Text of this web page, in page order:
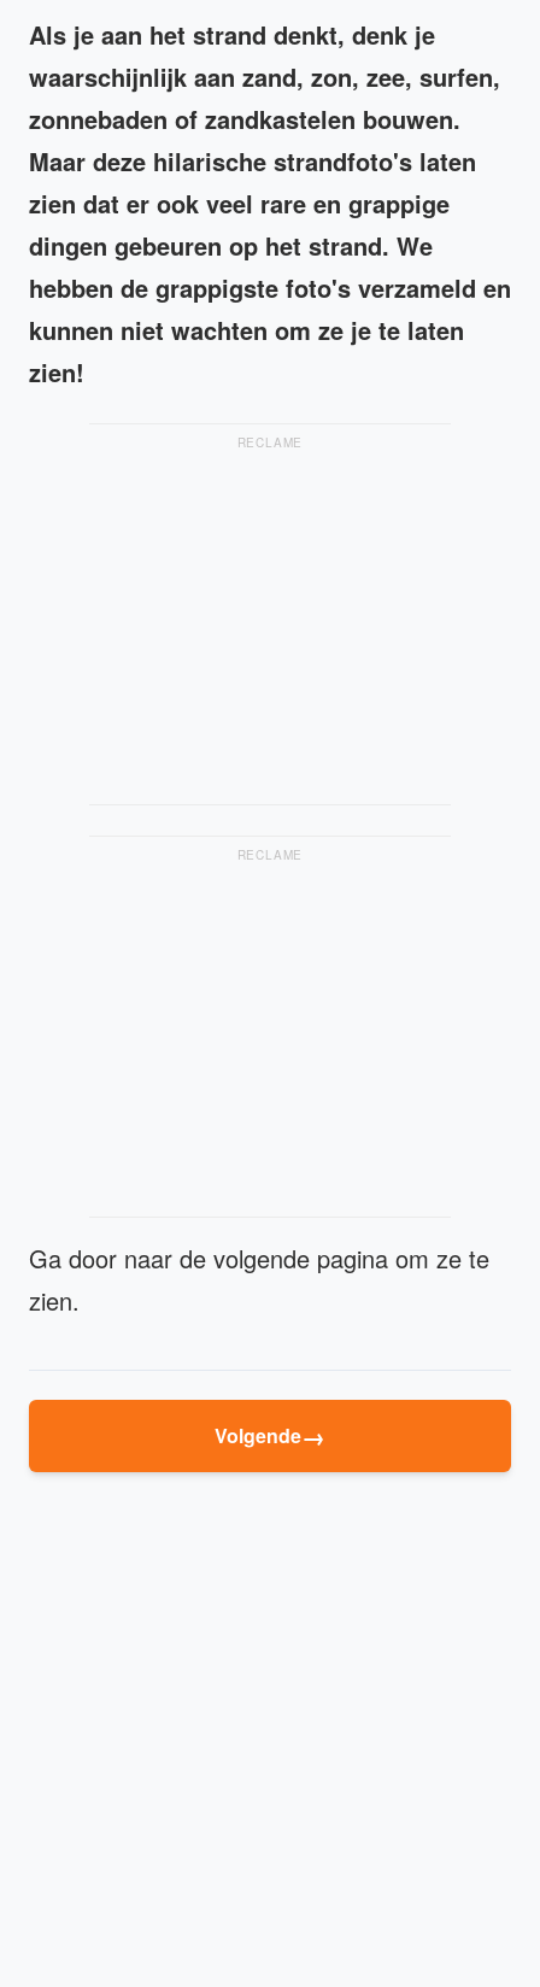
Als je aan het strand denkt, denk je
waarschijnlijk aan zand, zon, zee, surfen,
zonnebaden of zandkastelen bouwen.
Maar deze hilarische strandfoto's laten
zien dat er ook veel rare en grappige
dingen gebeuren op het strand. We
hebben de grappigste foto's verzameld en
kunnen niet wachten om ze je te laten
zien!
RECLAME
RECLAME
Ga door naar de volgende pagina om ze te
zien.
Volgende→